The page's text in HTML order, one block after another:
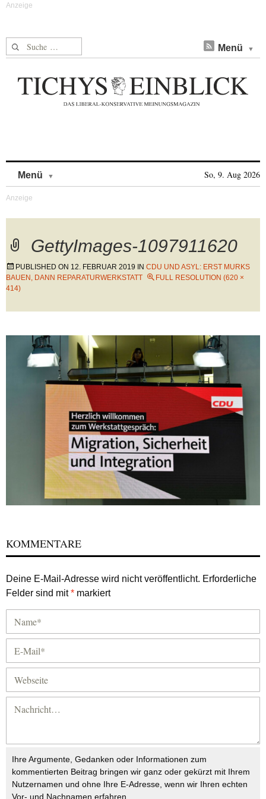
Suche nach: Menü
Menü So, 9. Aug 2026
GettyImages-1097911620
PUBLISHED ON 12. FEBRUAR 2019 IN CDU UND ASYL: ERST MURKS
BAUEN, DANN REPARATURWERKSTATT
FULL RESOLUTION (620 ×
414)
KOMMENTARE
Deine E-Mail-Adresse wird nicht veröffentlicht. Erforderliche
Felder sind mit* markiert
Ihre Argumente, Gedanken oder Informationen zum
kommentierten Beitrag bringen wir ganz oder gekürzt mit Ihrem
Nutzernamen und ohne Ihre E-Adresse, wenn wir Ihren echten
Vor- und Nachnamen erfahren.